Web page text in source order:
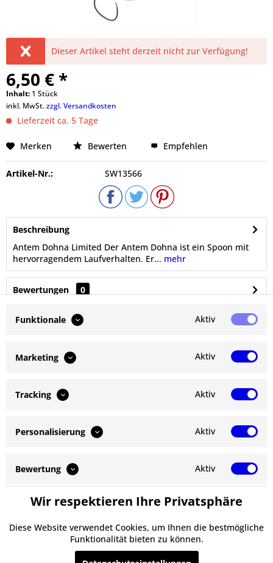
Dieser Artikel steht derzeit nicht zur Verfügung!
6,50 € *
Inhalt: 1 Stück
inkl. MwSt.zzgl. Versandkosten
Lieferzeit ca. 5 Tage
Merken Bewerten Empfehlen
Artikel-Nr.: SW13566
Beschreibung
Antem Dohna Limited Der Antem Dohna ist ein Spoon mit
hervorragendem Laufverhalten. Er... mehr
Bewertungen
0
Kunden haben sich ebenfalls angesehen
Service Hotline
Shop Service
Informationen
* Alle Preise inkl. gesetzl. Mehrwertsteuer zzgl.Versandkosten
Funktionale Aktiv
Marketing Aktiv
Tracking Aktiv
Personalisierung Aktiv
Bewertung Aktiv
Service Aktiv
Wir respektieren Ihre Privatsphäre
Diese Website verwendet Cookies, um Ihnen die bestmögliche
Funktionalität bieten zu können.